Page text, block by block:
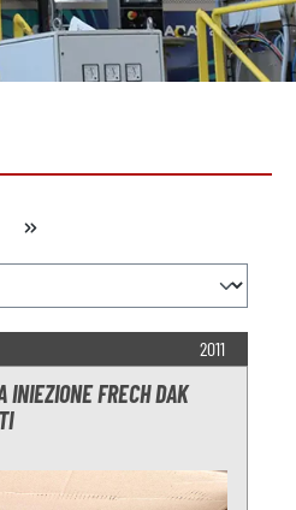
2011
INIEZIONE FRECH DAK